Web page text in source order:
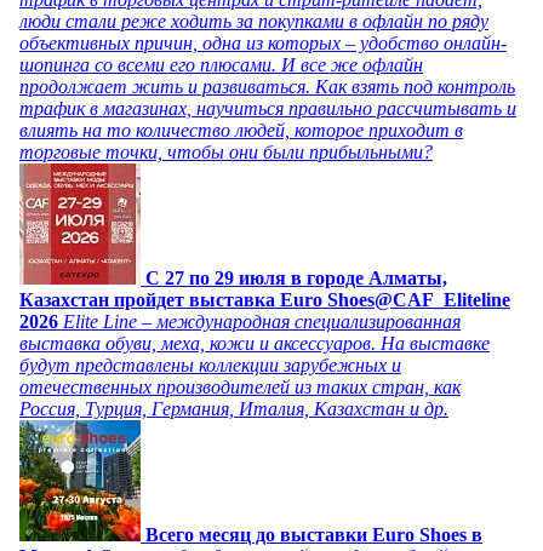
люди стали реже ходить за покупками в офлайн по ряду
объективных причин, одна из которых – удобство онлайн-
шопинга со всеми его плюсами. И все же офлайн
продолжает жить и развиваться. Как взять под контроль
трафик в магазинах, научиться правильно рассчитывать и
влиять на то количество людей, которое приходит в
торговые точки, чтобы они были прибыльными?
C 27 по 29 июля в городе Алматы,
Казахстан пройдет выставка Euro Shoes@CAF_Eliteline
2026 Elite Line – международная специализированная
выставка обуви, меха, кожи и аксессуаров. На выставке
будут представлены коллекции зарубежных и
отечественных производителей из таких стран, как
Россия, Турция, Германия, Италия, Казахстан и др.
Всего месяц до выставки Euro Shoes в